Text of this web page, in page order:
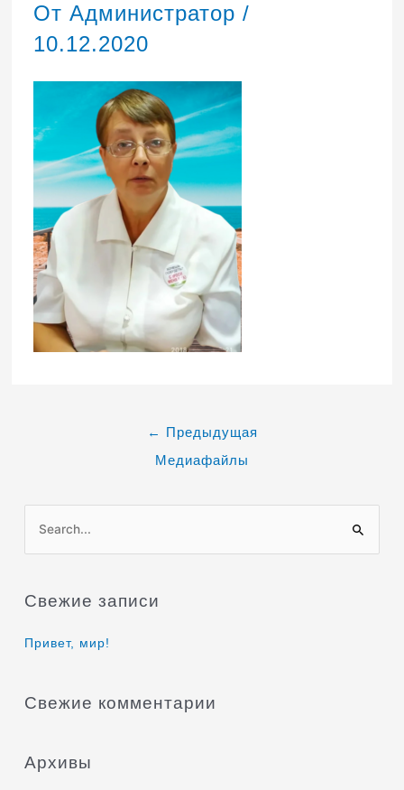
От Администратор /
10.12.2020
←
Предыдущая
Медиафайлы
о
с
Свежие записи
Привет, мир!
Свежие комментарии
Архивы